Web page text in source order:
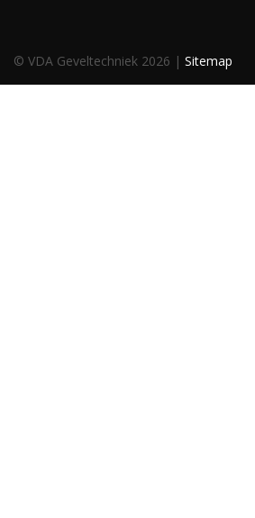
© VDA Geveltechniek 2026 | Sitemap